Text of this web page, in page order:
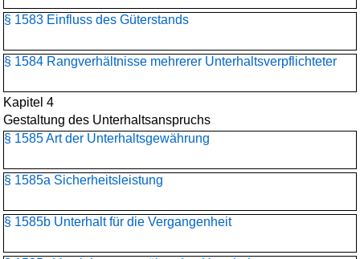
§ 1583 Einfluss des Güterstands
§ 1584 Rangverhältnisse mehrerer Unterhaltsverpflichteter
Kapitel 4
Gestaltung des Unterhaltsanspruchs
§ 1585 Art der Unterhaltsgewährung
§ 1585a Sicherheitsleistung
§ 1585b Unterhalt für die Vergangenheit